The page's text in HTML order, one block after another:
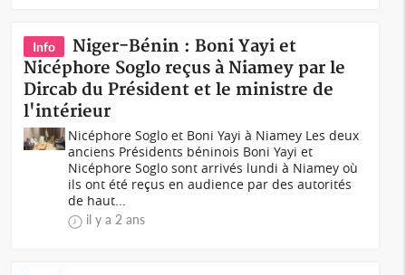
Info
Niger-Bénin : Boni Yayi et
Nicéphore Soglo reçus à Niamey par le
Dircab du Président et le ministre de
l'intérieur
Nicéphore Soglo et Boni Yayi à Niamey Les deux
anciens Présidents béninois Boni Yayi et
Nicéphore Soglo sont arrivés lundi à Niamey où
ils ont été reçus en audience par des autorités
de haut...
il y a 2 ans